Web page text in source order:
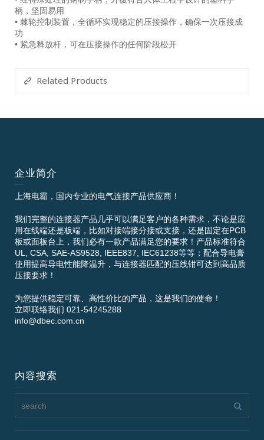
柄，坚固易用
• 棘轮控制装置，全循环实现稳定的压接操作，确保一次压接成
功
• 紧急释放杆，可在压接操作的任何阶段松开
Related Products
企业简介
上海电霸，国内专业的电气连接产品供应商！
我们完整的连接器产品几乎可以满足客户的各种需求，不论是应
用在线端还是板端，比如对接端接分接或支接，还是固定在PCB
板或面板台上，我们必有一款产品满足您的要求！产品标准符合
UL, CSA, SAE-AS9528, IEEE837, IEC61238等等；配合导电膏
使用提高导电性能降温升，与连接器匹配的压线钳可达到高品质
压接要求！
为您提供稳定可靠、高性价比的产品，这是我们的使命！
立即联络我们 021-54245288
info@dbec.com.cn
内容搜索